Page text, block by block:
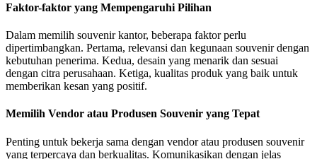
Faktor-faktor yang Mempengaruhi Pilihan
Dalam memilih souvenir kantor, beberapa faktor perlu
dipertimbangkan. Pertama, relevansi dan kegunaan souvenir dengan
kebutuhan penerima. Kedua, desain yang menarik dan sesuai
dengan citra perusahaan. Ketiga, kualitas produk yang baik untuk
memberikan kesan yang positif.
Memilih Vendor atau Produsen Souvenir yang Tepat
Penting untuk bekerja sama dengan vendor atau produsen souvenir
yang terpercaya dan berkualitas. Komunikasikan dengan jelas